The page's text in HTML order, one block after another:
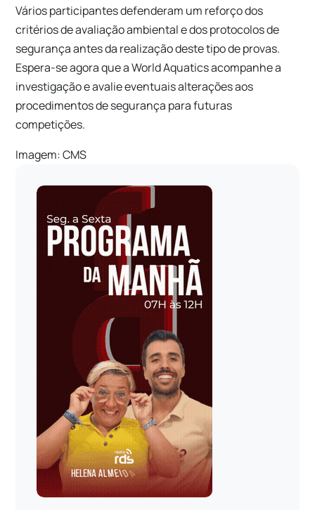
Vários participantes defenderam um reforço dos
critérios de avaliação ambiental e dos protocolos de
segurança antes da realização deste tipo de provas.
Espera-se agora que a World Aquatics acompanhe a
investigação e avalie eventuais alterações aos
procedimentos de segurança para futuras
competições.
Imagem: CMS